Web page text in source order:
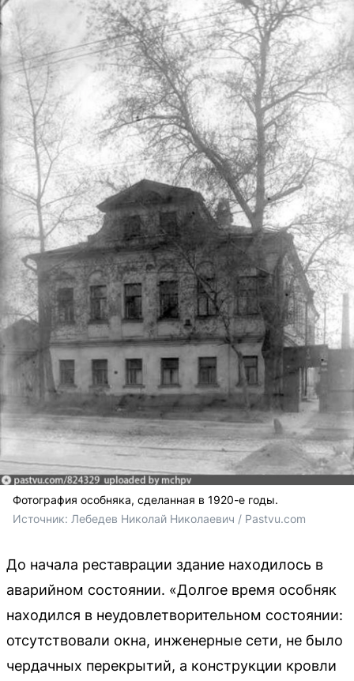
Фотография особняка, сделанная в 1920-е годы.
Источник: Лебедев Николай Николаевич / Pastvu.com
До начала реставрации здание находилось в
аварийном состоянии. «Долгое время особняк
находился в неудовлетворительном состоянии:
отсутствовали окна, инженерные сети, не было
чердачных перекрытий, а конструкции кровли